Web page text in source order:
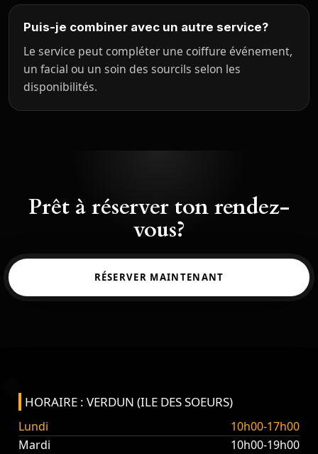
Puis-je combiner avec un autre service?
Le service peut compléter une coiffure événement,
un facial ou un soin des sourcils selon les
disponibilités.
Prêt à réserver ton rendez-
vous?
RÉSERVER MAINTENANT
HORAIRE : VERDUN (ILE DES SOEURS)
Lundi
10h00-17h00
Mardi
10h00-19h00